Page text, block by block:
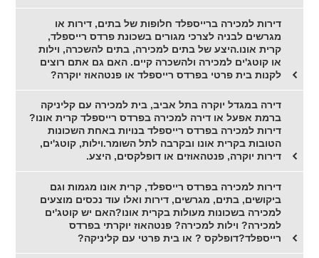
דירות למכירה ברייספלד חלופות של בתים, דירות או
מגרשים לבניה לצרכי מגורים בשכונת פרדס רייספלד,
קרית אונו.היצע של בתים למכירה, בתים להשכרה, וילות
או קוטג'ים למכירה ולהשכרה קיים. האם גם אתם רוצים
לקנות בית פרטי בפרדס רייספלד או פנטהאוז יוקרה?
דירה במגדל יוקרה בתל אביב, בית למכירה עם קליניקה
ברמת אפעל או דירה למכירה בפרדס רייספלד קרית אונו?
דירות למכירה בפרדס רייספלד בנויות באחת השכונות
הטובות בקרית אונו ובקרבה לתל השומר.וילות, קוטג'ים,
דירות יוקרה, פנטהאוזים או דופלקסים, היצע.
דירות למכירה בפרדס רייספלד, קרית אונו מגמות וגם
ביקושים, בתים, מגרשים, דירות ואלו עוד נכסים מוצעים
למכירה בשכונות מעולות בקרית אונו?האם יש קוטג'ים
למכירה? וילות למכירה? פנטהאוז יוקרתי בפרדס
רייספלד?דופלקס ? או בית פרטי עם קליניקה?